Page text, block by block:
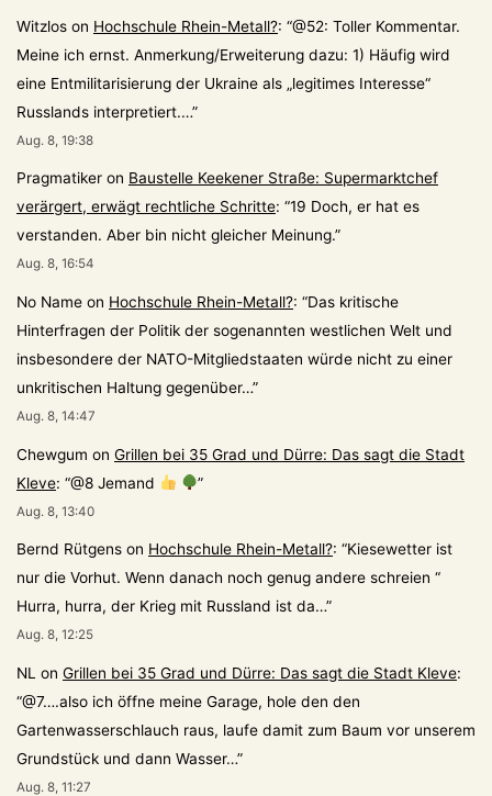
Witzlos on Hochschule Rhein-Metall?: “@52: Toller Kommentar.
Meine ich ernst. Anmerkung/Erweiterung dazu: 1) Häufig wird
eine Entmilitarisierung der Ukraine als „legitimes Interesse“
Russlands interpretiert.…”
Aug. 8, 19:38
Pragmatiker on Baustelle Keekener Straße: Supermarktchef
verärgert, erwägt rechtliche Schritte: “19 Doch, er hat es
verstanden. Aber bin nicht gleicher Meinung.”
Aug. 8, 16:54
No Name on Hochschule Rhein-Metall?: “Das kritische
Hinterfragen der Politik der sogenannten westlichen Welt und
insbesondere der NATO-Mitgliedstaaten würde nicht zu einer
unkritischen Haltung gegenüber…”
Aug. 8, 14:47
Chewgum on Grillen bei 35 Grad und Dürre: Das sagt die Stadt
Kleve: “@8 Jemand ”
Aug. 8, 13:40
Bernd Rütgens on Hochschule Rhein-Metall?: “Kiesewetter ist
nur die Vorhut. Wenn danach noch genug andere schreien “
Hurra, hurra, der Krieg mit Russland ist da…”
Aug. 8, 12:25
NL on Grillen bei 35 Grad und Dürre: Das sagt die Stadt Kleve:
“@7….also ich öffne meine Garage, hole den den
Gartenwasserschlauch raus, laufe damit zum Baum vor unserem
Grundstück und dann Wasser…”
Aug. 8, 11:27